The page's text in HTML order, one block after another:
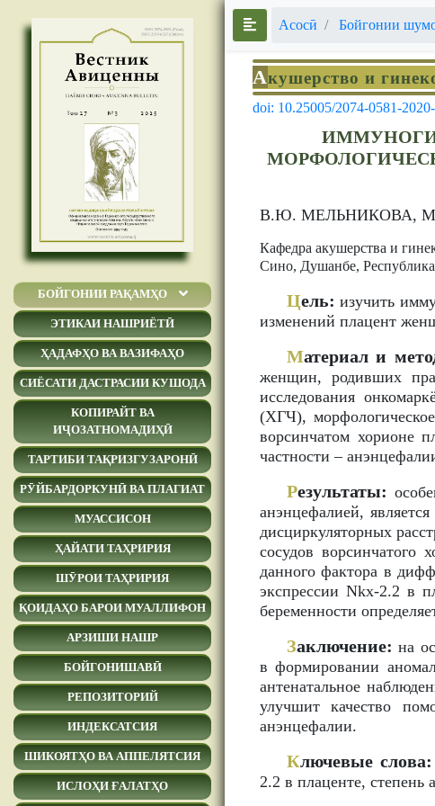
БОЙГОНИИ РАҚАМҲО
ЭТИКАИ НАШРИЁТӢ
ҲАДАФҲО ВА ВАЗИФАҲО
СИЁСАТИ ДАСТРАСИИ КУШОДА
КОПИРАЙТ ВА
ИҶОЗАТНОМАДИҲӢ
ТАРТИБИ ТАҚРИЗГУЗАРОНӢ
РӮЙБАРДОРКУНӢ ВА ПЛАГИАТ
МУАССИСОН
ҲАЙАТИ ТАҲРИРИЯ
ШӮРОИ ТАҲРИРИЯ
ҚОИДАҲО БАРОИ МУАЛЛИФОН
АРЗИШИ НАШР
БОЙГОНИШАВӢ
РЕПОЗИТОРИЙ
ИНДЕКСАТСИЯ
ШИКОЯТҲО ВА АППЕЛЯТСИЯ
ИСЛОҲИ ҒАЛАТҲО
Асосӣ Бойгонии
Акушерство и
doi: 10.25005/2074-0581-
В.Ю. МЕЛЬНИКОВА,
Кафедра акушерства и
Сино, Душанбе,
Цель: изучить
изменений плацент
Материал и
женщин, родивших
исследования
(ХГЧ),
ворсинчатом хорионе
частности –
Результаты:
анэнцефалией,
дисциркуляторных
сосудов ворсинчатого
данного фактора в
экспрессии Nkx-2.2 в
беременности
Заключение: на
в формировании
антенатальное
улучшит качество
анэнцефалии.
Ключевые слова:
2.2 в плаценте, степень